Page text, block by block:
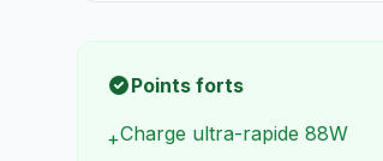
Points forts
+Charge ultra-rapide 88W